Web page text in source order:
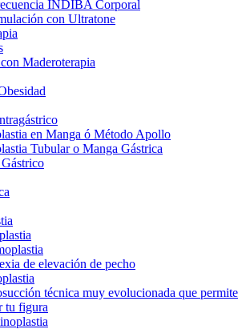
INDIBA Corporal
con Ultratone
Maderoterapia
en Manga ó Método Apollo
Tubular o Manga Gástrica
de elevación de pecho
técnica muy evolucionada que permite
tu figura